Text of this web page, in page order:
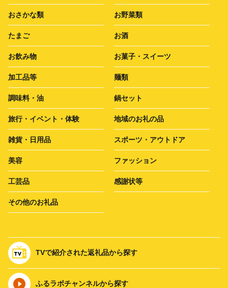
おさかな類 お野菜類
たまご お酒
お飲み物 お菓子・スイーツ
加工品等 麺類
調味料・油 鍋セット
旅行・イベント・体験 地域のお礼の品
雑貨・日用品 スポーツ・アウトドア
美容 ファッション
工芸品 感謝状等
その他のお礼品
TVで紹介された返礼品から探す
ふるラボチャンネルから探す